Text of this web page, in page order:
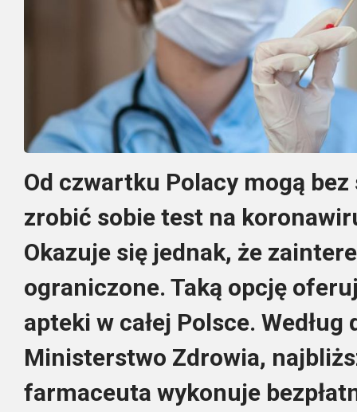
Od czwartku Polacy mogą
zrobić sobie test na
Okazuje się jednak, że
ograniczone. Taką opcję
apteki w całej Polsce.
Ministerstwo Zdrowia,
farmaceuta wykonuje